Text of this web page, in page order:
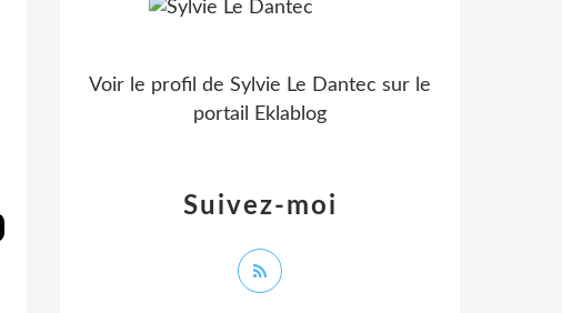
Suivez-moi
Voir le profil de Sylvie Le Dantec sur le
portail Eklablog